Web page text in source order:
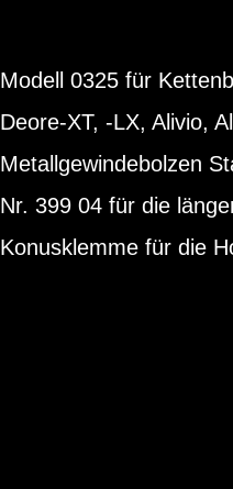
Modell 0325 für
Deore-XT, -LX, Alivio,
Metallgewindebolzen
Nr. 399 04 für die
Konusklemme für die